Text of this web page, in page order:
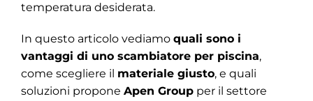
temperatura desiderata.
In questo articolo vediamo quali sono i
vantaggi di uno scambiatore per piscina,
come scegliere il materiale giusto, e quali
soluzioni propone Apen Groupper il settore